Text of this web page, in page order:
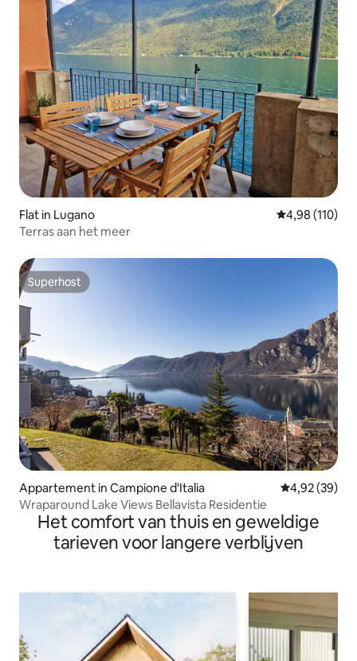
Flat in Lugano Gemiddelde
4,98 (110)
Terras aan het meer
Superhost
Superhost
Appartement in Campione d'Italia Gemiddelde
4,92 (39)
Wraparound Lake Views Bellavista Residentie
Het comfort van thuis en geweldige
tarieven voor langere verblijven